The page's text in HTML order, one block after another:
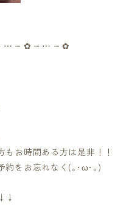
⋯ ┈‪ ✿ ┈‪ ⋯ ┈‪ ✿
お時間ある方は是非！！
約をお忘れなく(｡･ω･｡)